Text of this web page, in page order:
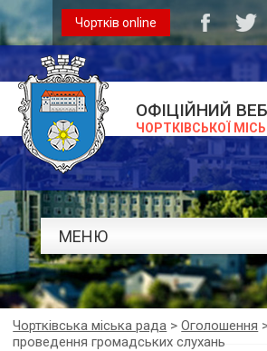
ОФІЦІЙНИЙ
ЧОРТКІВСЬКОЇ
Чортків online
МЕНЮ
Чортківська міська рада >Оголошення
проведення громадських слухань